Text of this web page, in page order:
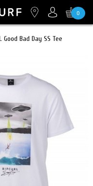
0
Good Bad Day SS Tee